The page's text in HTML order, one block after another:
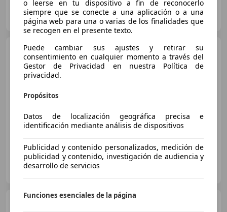
AUTOHERO CENTER MADRID
ES-28050 MADRID
Volkswagen Passat
Variant 2.0TDI EVO R-Line DGS7
110kW
01/2021 152.000 km Diésel 110 kW (150 CV)
3C AUTOMOVIL.
ES-28760 MADRID
Volkswagen Passat
o leerse en tu dispositivo a fin de reconocerlo
siempre que se conecte a una aplicación o a una
página web para una o varias de los finalidades que
se recogen en el presente texto.
Puede cambiar sus ajustes y retirar su
consentimiento en cualquier momento a través del
Gestor de Privacidad en nuestra Política de
privacidad.
Propósitos
Datos de localización geográfica precisa e
identificación mediante análisis de dispositivos
Publicidad y contenido personalizados, medición de
publicidad y contenido, investigación de audiencia y
desarrollo de servicios
Funciones esenciales de la página